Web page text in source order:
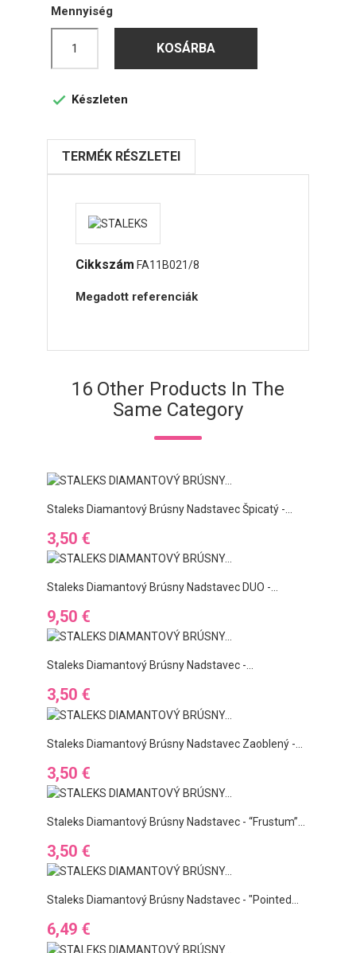
Mennyiség
KOSÁRBA
 Készleten
TERMÉK RÉSZLETEI
Cikkszám FA11B021/8
Megadott referenciák
16 Other Products In The
Same Category
Staleks Diamantový Brúsny Nadstavec Špicatý -...
Ár
3,50 €
Staleks Diamantový Brúsny Nadstavec DUO -...
Ár
9,50 €
Staleks Diamantový Brúsny Nadstavec -...
Ár
3,50 €
Staleks Diamantový Brúsny Nadstavec Zaoblený -...
Ár
3,50 €
Staleks Diamantový Brúsny Nadstavec - “frustum”...
Ár
3,50 €
Staleks Diamantový Brúsny Nadstavec - "pointed...
Ár
6,49 €